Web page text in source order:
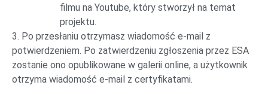
filmu na Youtube, który stworzył na temat
projektu.
3. Po przesłaniu otrzymasz wiadomość e-mail z
potwierdzeniem. Po zatwierdzeniu zgłoszenia przez ESA
zostanie ono opublikowane w galerii online, a użytkownik
otrzyma wiadomość e-mail z certyfikatami.